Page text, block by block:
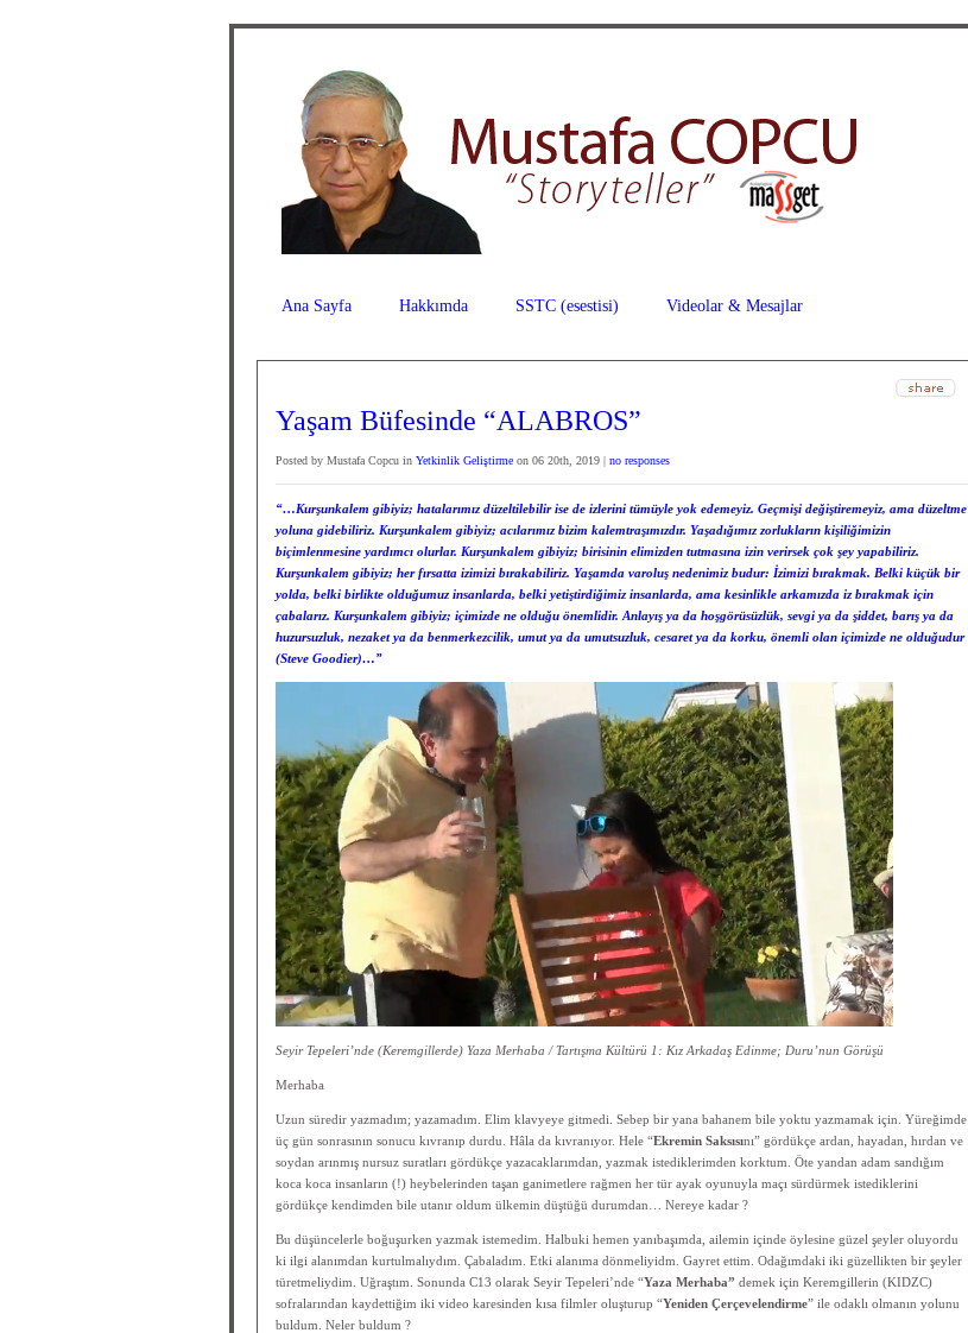
Ana Sayfa Hakkımda SSTC (esestisi) Videolar & Mesajlar
Yaşam Büfesinde “ALABROS”
Posted by Mustafa Copcu in Yetkinlik Geliştirme on 06 20th, 2019 | no responses
“…Kurşunkalem gibiyiz; hatalarımız düzeltilebilir ise de izlerini tümüyle yok edemeyiz. Geçmişi değiştiremeyiz, ama düzeltme
yoluna gidebiliriz. Kurşunkalem gibiyiz; acılarımız bizim kalemtraşımızdır. Yaşadığımız zorlukların kişiliğimizin
biçimlenmesine yardımcı olurlar. Kurşunkalem gibiyiz; birisinin elimizden tutmasına izin verirsek çok şey yapabiliriz.
Kurşunkalem gibiyiz; her fırsatta izimizi bırakabiliriz. Yaşamda varoluş nedenimiz budur: İzimizi bırakmak. Belki küçük bir
yolda, belki birlikte olduğumuz insanlarda, belki yetiştirdiğimiz insanlarda, ama kesinlikle arkamızda iz bırakmak için
çabalarız. Kurşunkalem gibiyiz; içimizde ne olduğu önemlidir. Anlayış ya da hoşgörüsüzlük, sevgi ya da şiddet, barış ya da
huzursuzluk, nezaket ya da benmerkezcilik, umut ya da umutsuzluk, cesaret ya da korku, önemli olan içimizde ne olduğudur
(Steve Goodier)…”
Seyir Tepeleri’nde (Keremgillerde) Yaza Merhaba / Tartışma Kültürü 1: Kız Arkadaş Edinme; Duru’nun Görüşü
Merhaba
Uzun süredir yazmadım; yazamadım. Elim klavyeye gitmedi. Sebep bir yana bahanem bile yoktu yazmamak için. Yüreğimde
üç gün sonrasının sonucu kıvranıp durdu. Hâla da kıvranıyor. Hele “Ekremin Saksısını” gördükçe ardan, hayadan, hırdan ve
soydan arınmış nursuz suratları gördükçe yazacaklarımdan, yazmak istediklerimden korktum. Öte yandan adam sandığım
koca koca insanların (!) heybelerinden taşan ganimetlere rağmen her tür ayak oyunuyla maçı sürdürmek istediklerini
gördükçe kendimden bile utanır oldum ülkemin düştüğü durumdan… Nereye kadar ?
Bu düşüncelerle boğuşurken yazmak istemedim. Halbuki hemen yanıbaşımda, ailemin içinde öylesine güzel şeyler oluyordu
ki ilgi alanımdan kurtulmalıydım. Çabaladım. Etki alanıma dönmeliyidm. Gayret ettim. Odağımdaki iki güzellikten bir şeyler
türetmeliydim. Uğraştım. Sonunda C13 olarak Seyir Tepeleri’nde “Yaza Merhaba” demek için Keremgillerin (KIDZC)
sofralarından kaydettiğim iki video karesinden kısa filmler oluşturup “Yeniden Çerçevelendirme” ile odaklı olmanın yolunu
buldum. Neler buldum ?